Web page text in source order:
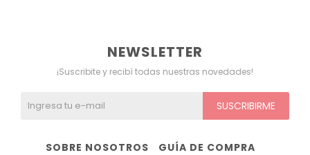
GUÍA DE COMPRA
SOBRE NOSOTROS
NEWSLETTER
¡Suscribite y recibí todas nuestras novedades!
SUSCRIBIRME